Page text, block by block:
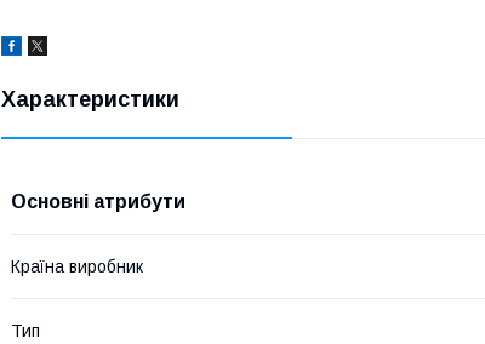
Характеристики
Основні атрибути
Країна виробник
Тип